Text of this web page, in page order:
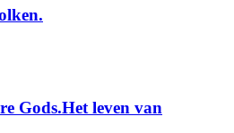
Gods.Het leven van